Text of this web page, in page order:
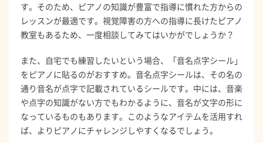
す。そのため、ピアノの知識が豊富で指導に慣れた方からの
レッスンが最適です。視覚障害の方への指導に長けたピアノ
教室もあるため、一度相談してみてはいかがでしょうか？
また、自宅でも練習したいという場合、「音名点字シール」
をピアノに貼るのがおすすめ。音名点字シールは、その名の
通り音名が点字で記載されているシールです。中には、音楽
や点字の知識がない方でもわかるように、音名が文字の形に
なっているものもあります。このようなアイテムを活用すれ
ば、よりピアノにチャレンジしやすくなるでしょう。